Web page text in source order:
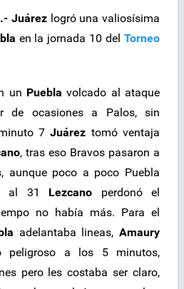
Juárez logró una valiosísima
en la jornada 10 delTorneo
un Puebla volcado al ataque
de ocasiones a Palos, sin
7Juárez tomó ventaja
, tras eso Bravos pasaron a
aunque poco a poco Puebla
al 31 Lezcano perdonó el
no había más. Para el
adelantaba lineas,Amaury
peligroso a los 5 minutos,
pero les costaba ser claro,